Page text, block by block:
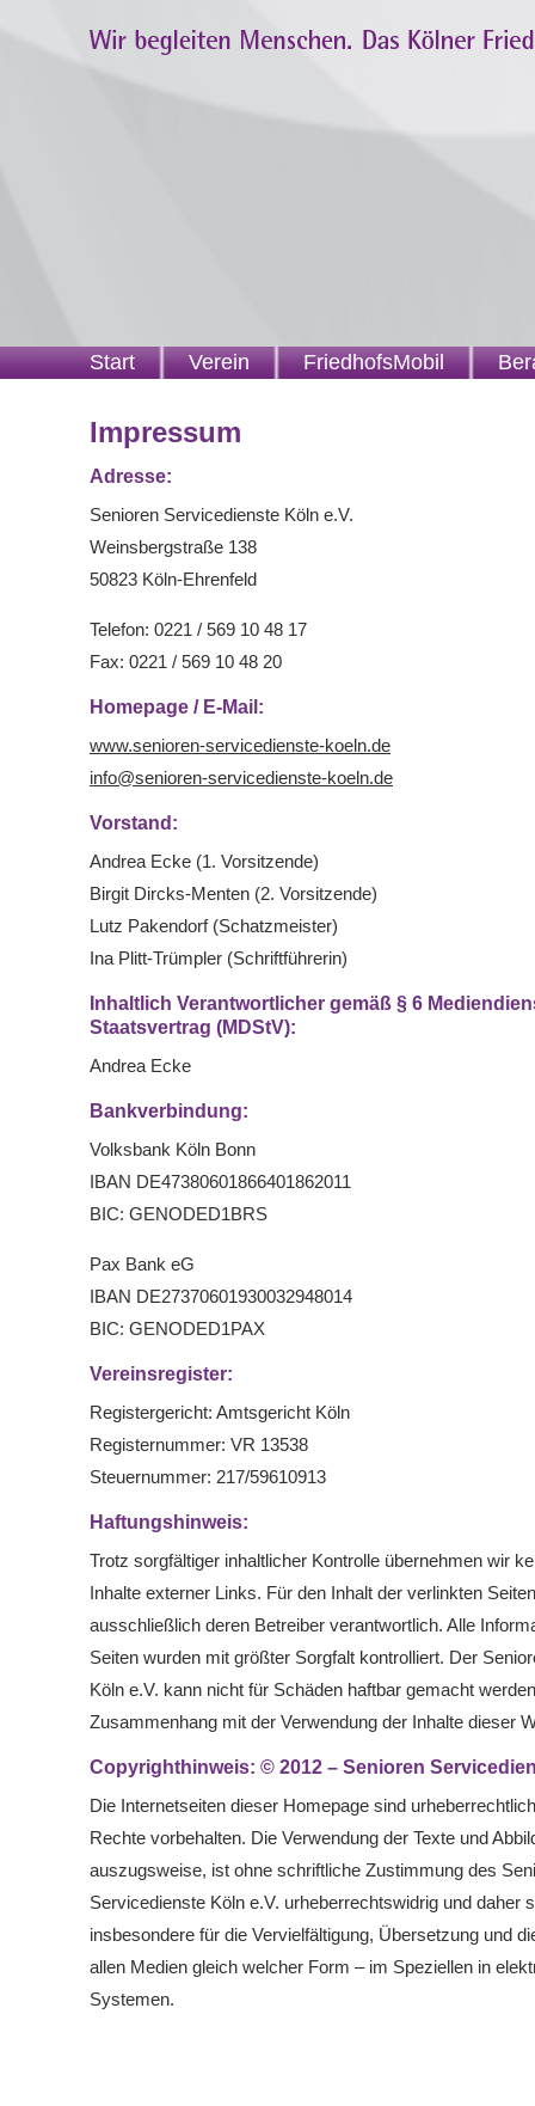
Start Verein FriedhofsMobil
Impressum
Adresse:
Senioren Servicedienste Köln e.V.
Weinsbergstraße 138
50823 Köln-Ehrenfeld
Telefon: 0221 / 569 10 48 17
Fax: 0221 / 569 10 48 20
Homepage / E-Mail:
www.senioren-servicedienste-koeln.de
info@senioren-servicedienste-koeln.de
Vorstand:
Andrea Ecke (1. Vorsitzende)
Birgit Dircks-Menten (2. Vorsitzende)
Lutz Pakendorf (Schatzmeister)
Ina Plitt-Trümpler (Schriftführerin)
Inhaltlich Verantwortlicher gemäß § 6
Staatsvertrag (MDStV):
Andrea Ecke
Bankverbindung:
Volksbank Köln Bonn
IBAN DE47380601866401862011
BIC: GENODED1BRS
Pax Bank eG
IBAN DE27370601930032948014
BIC: GENODED1PAX
Vereinsregister:
Registergericht: Amtsgericht Köln
Registernummer: VR 13538
Steuernummer: 217/59610913
Haftungshinweis:
Trotz sorgfältiger inhaltlicher Kontrolle übernehmen wir
Inhalte externer Links. Für den Inhalt der verlinkten
ausschließlich deren Betreiber verantwortlich. Alle
Seiten wurden mit größter Sorgfalt kontrolliert. Der
Köln e.V. kann nicht für Schäden haftbar gemacht
Zusammenhang mit der Verwendung der Inhalte dieser
Copyrighthinweis: © 2012 – Senioren
Die Internetseiten dieser Homepage sind
Rechte vorbehalten. Die Verwendung der Texte und
auszugsweise, ist ohne schriftliche Zustimmung des
Servicedienste Köln e.V. urheberrechtswidrig und daher
insbesondere für die Vervielfältigung, Übersetzung und
allen Medien gleich welcher Form – im Speziellen in
Systemen.